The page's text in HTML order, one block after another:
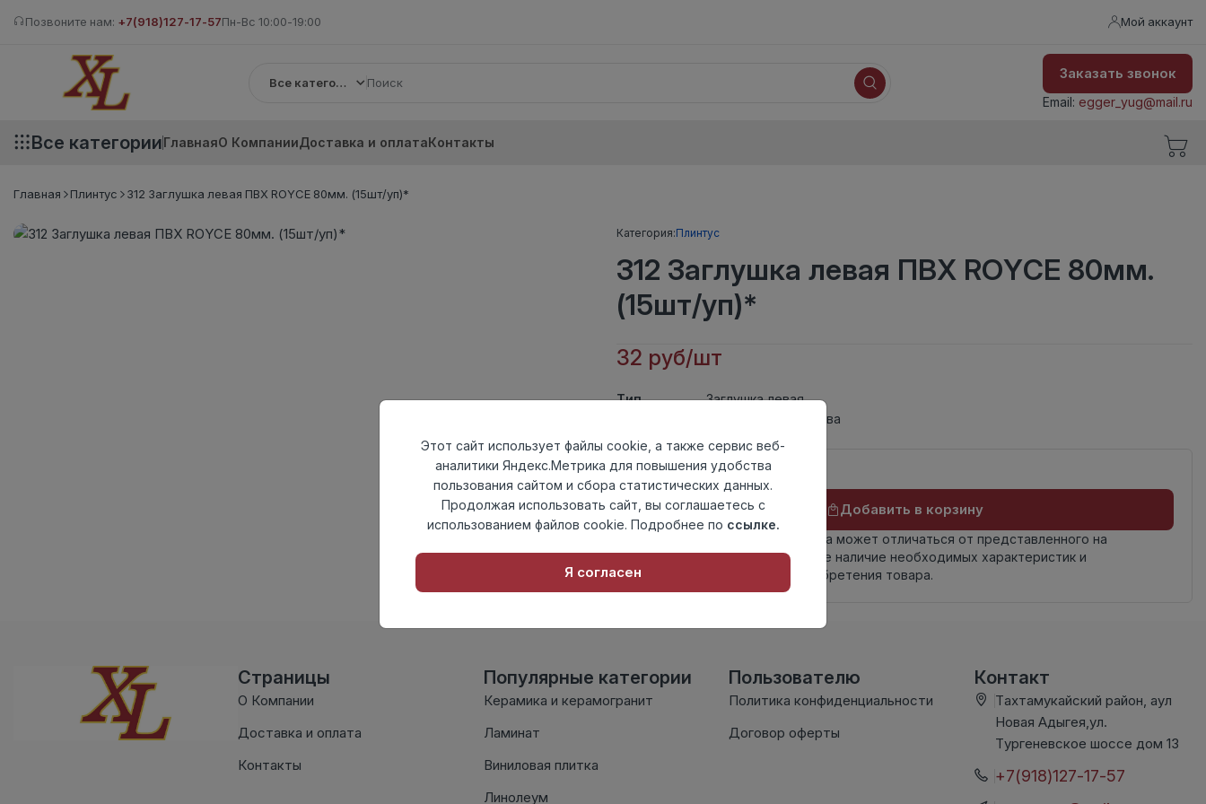
Позвоните нам: +7(918)127-17-57Пн-Вс 10:00-19:00 Мой аккаунт
Все категории
Заказать звонок
Email: egger_yug@mail.ru
Все категорииГлавнаяО КомпанииДоставка и оплатаКонтакты
Главная Плинтус 312 Заглушка левая ПВХ ROYCE 80мм. (15шт/уп)*
Категория:Плинтус
312 Заглушка левая ПВХ ROYCE 80мм.
(15шт/уп)*
32 руб/шт
Тип
Заглушка левая
Снят с производства
Материал
32 шт
Добавить в корзину
Внимание! Внешний вид товара может отличаться от представленного на
настоящем сайте. Проверяйте наличие необходимых характеристик и
комплектации в момент приобретения товара.
Страницы
О Компании
Доставка и оплата
Контакты
Популярные категории
Керамика и керамогранит
Ламинат
Виниловая плитка
Линолеум
Пользователю
Политика конфиденциальности
Договор оферты
Контакт
Тахтамукайский район, аул
Новая Адыгея,ул.
Тургеневское шоссе дом 13
+7(918)127-17-57
Этот сайт использует файлы cookie, а также сервис веб-
аналитики Яндекс.Метрика для повышения удобства
пользования сайтом и сбора статистических данных.
Продолжая использовать сайт, вы соглашаетесь с
использованием файлов cookie. Подробнее по ссылке.
Я согласен